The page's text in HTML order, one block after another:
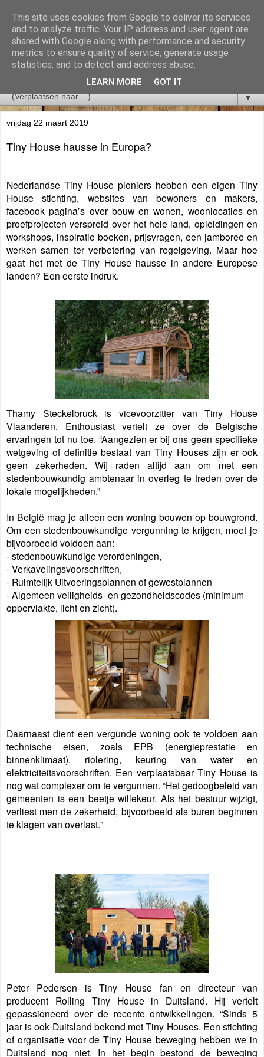
▼
vrijdag 22 maart 2019
Tiny House hausse in Europa?
Nederlandse Tiny House pioniers hebben een eigen Tiny
House stichting, websites van bewoners en makers,
facebook pagina’s over bouw en wonen, woonlocaties en
proefprojecten verspreid over het hele land, opleidingen en
workshops, inspiratie boeken, prijsvragen, een jamboree en
werken samen ter verbetering van regelgeving. Maar hoe
gaat het met de Tiny House hausse in andere Europese
landen? Een eerste indruk.
Thamy Steckelbruck is vicevoorzitter van Tiny House
Vlaanderen. Enthousiast vertelt ze over de Belgische
ervaringen tot nu toe. “Aangezien er bij ons geen specifieke
wetgeving of definitie bestaat van Tiny Houses zijn er ook
geen zekerheden. Wij raden altijd aan om met een
stedenbouwkundig ambtenaar in overleg te treden over de
lokale mogelijkheden.”
In België mag je alleen een woning bouwen op bouwgrond.
Om een stedenbouwkundige vergunning te krijgen, moet je
bijvoorbeeld voldoen aan:
- stedenbouwkundige verordeningen,
- Verkavelingsvoorschriften,
- Ruimtelijk Uitvoeringsplannen of gewestplannen
- Algemeen veiligheids- en gezondheidscodes (minimum
oppervlakte, licht en zicht).
Daarnaast dient een vergunde woning ook te voldoen aan
technische eisen, zoals EPB (energieprestatie en
binnenklimaat), riolering, keuring van water en
elektriciteitsvoorschriften. Een verplaatsbaar Tiny House is
nog wat complexer om te vergunnen. “Het gedoogbeleid van
gemeenten is een beetje willekeur. Als het bestuur wijzigt,
verliest men de zekerheid, bijvoorbeeld als buren beginnen
te klagen van overlast."
Peter Pedersen is Tiny House fan en directeur van
producent Rolling Tiny House in Duitsland. Hij vertelt
gepassioneerd over de recente ontwikkelingen. “Sinds 5
jaar is ook Duitsland bekend met Tiny Houses. Een stichting
of organisatie voor de Tiny House beweging hebben we in
Duitsland nog niet. In het begin bestond de beweging
This site uses cookies from Google to deliver its services
and to analyze traffic. Your IP address and user-agent are
shared with Google along with performance and security
metrics to ensure quality of service, generate usage
statistics, and to detect and address abuse.
LEARN MORE GOT IT